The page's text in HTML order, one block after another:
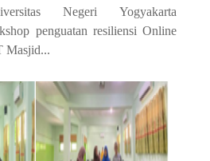
Negeri Yogyakarta
penguatan resiliensi Online
Masjid...